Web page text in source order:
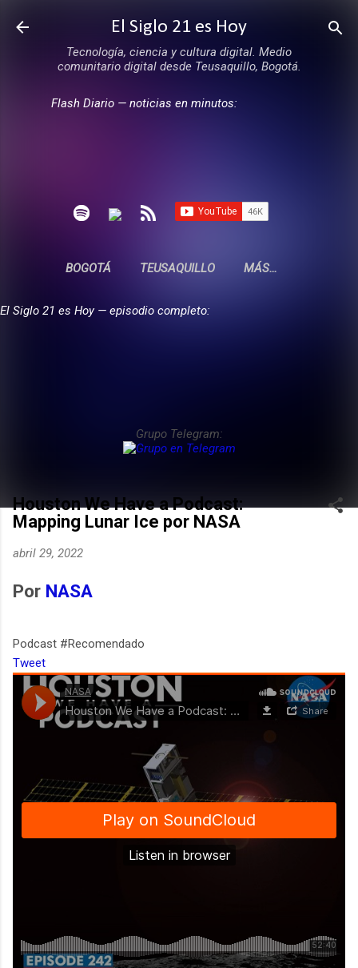
Ir al contenido principal
El Siglo 21 es Hoy
Tecnología, ciencia y cultura digital. Medio
comunitario digital desde Teusaquillo, Bogotá.
Flash Diario — noticias en minutos:
BOGOTÁ TEUSAQUILLO MÁS…
El Siglo 21 es Hoy — episodio completo:
Grupo Telegram:
Houston We Have a Podcast:
Mapping Lunar Ice por NASA
abril 29, 2022
Por NASA
Podcast #Recomendado
Tweet